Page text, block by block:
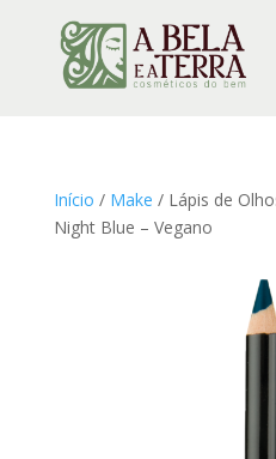
Início / Make / Lápis de
Night Blue – Vegano